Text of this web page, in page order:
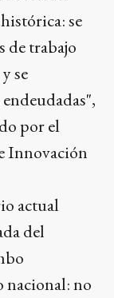
se
de trabajo
se
por el
Innovación
actual
del
nacional: no